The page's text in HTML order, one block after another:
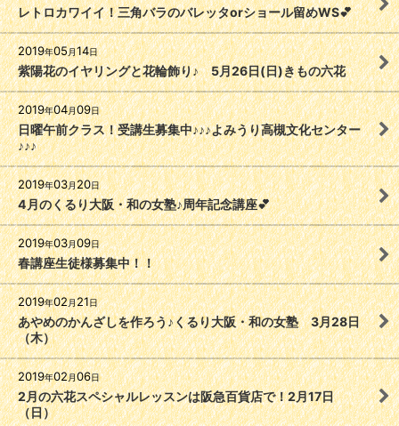
レトロカワイイ！三角バラのバレッタorショール留めWS💕
2019年05月14日
紫陽花のイヤリングと花輪飾り♪ 5月26日(日)きもの六花
2019年04月09日
日曜午前クラス！受講生募集中♪♪♪よみうり高槻文化センター
♪♪♪
2019年03月20日
4月のくるり大阪・和の女塾♪周年記念講座💕
2019年03月09日
春講座生徒様募集中！！
2019年02月21日
あやめのかんざしを作ろう♪くるり大阪・和の女塾 3月28日
（木）
2019年02月06日
2月の六花スペシャルレッスンは阪急百貨店で！2月17日
（日）